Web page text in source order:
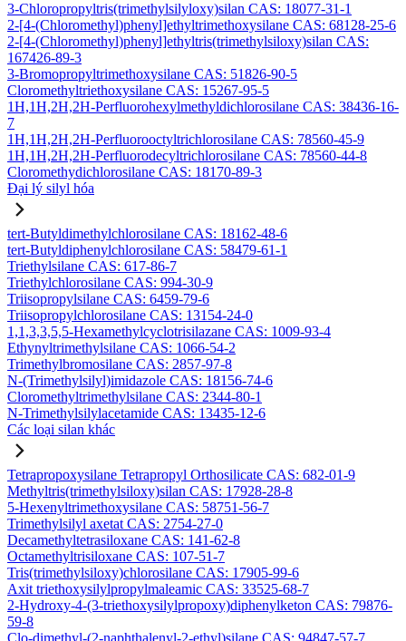
3-Chloropropyltris(trimethylsilyloxy)silan CAS: 18077-31-1
2-[4-(Chloromethyl)phenyl]ethyltrimethoxysilane CAS: 68128-25-6
2-[4-(Chloromethyl)phenyl]ethyltris(trimethylsiloxy)silan CAS:
167426-89-3
3-Bromopropyltrimethoxysilane CAS: 51826-90-5
Cloromethyltriethoxysilane CAS: 15267-95-5
1H,1H,2H,2H-Perfluorohexylmethyldichlorosilane CAS: 38436-16-
7
1H,1H,2H,2H-Perfluorooctyltrichlorosilane CAS: 78560-45-9
1H,1H,2H,2H-Perfluorodecyltrichlorosilane CAS: 78560-44-8
Cloromethydichlorosilane CAS: 18170-89-3
Đại lý silyl hóa
tert-Butyldimethylchlorosilane CAS: 18162-48-6
tert-Butyldiphenylchlorosilane CAS: 58479-61-1
Triethylsilane CAS: 617-86-7
Triethylchlorosilane CAS: 994-30-9
Triisopropylsilane CAS: 6459-79-6
Triisopropylchlorosilane CAS: 13154-24-0
1,1,3,3,5,5-Hexamethylcyclotrisilazane CAS: 1009-93-4
Ethynyltrimethylsilane CAS: 1066-54-2
Trimethylbromosilane CAS: 2857-97-8
N-(Trimethylsilyl)imidazole CAS: 18156-74-6
Cloromethyltrimethylsilane CAS: 2344-80-1
N-Trimethylsilylacetamide CAS: 13435-12-6
Các loại silan khác
Tetrapropoxysilane Tetrapropyl Orthosilicate CAS: 682-01-9
Methyltris(trimethylsiloxy)silan CAS: 17928-28-8
5-Hexenyltrimethoxysilane CAS: 58751-56-7
Trimethylsilyl axetat CAS: 2754-27-0
Decamethyltetrasiloxane CAS: 141-62-8
Octamethyltrisiloxane CAS: 107-51-7
Tris(trimethylsiloxy)chlorosilane CAS: 17905-99-6
Axit triethoxysilylpropylmaleamic CAS: 33525-68-7
2-Hydroxy-4-(3-triethoxysilylpropoxy)diphenylketon CAS: 79876-
59-8
Clo-dimethyl-(2-naphthalenyl-2-ethyl)silane CAS: 94847-57-7